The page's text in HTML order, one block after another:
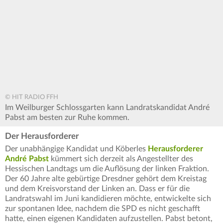
© HIT RADIO FFH
Im Weilburger Schlossgarten kann Landratskandidat André
Pabst am besten zur Ruhe kommen.
Der Herausforderer
Der unabhängige Kandidat und Köberles Herausforderer
André Pabst kümmert sich derzeit als Angestellter des
Hessischen Landtags um die Auflösung der linken Fraktion.
Der 60 Jahre alte gebürtige Dresdner gehört dem Kreistag
und dem Kreisvorstand der Linken an. Dass er für die
Landratswahl im Juni kandidieren möchte, entwickelte sich
zur spontanen Idee, nachdem die SPD es nicht geschafft
hatte, einen eigenen Kandidaten aufzustellen. Pabst betont,